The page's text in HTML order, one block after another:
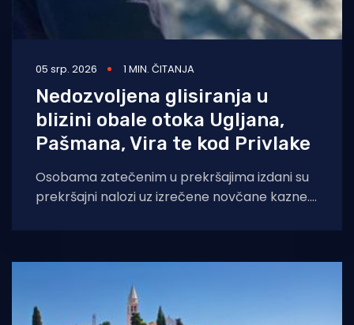
05 srp. 2026 1 MIN. ČITANJA
Nedozvoljena glisiranja u
blizini obale otoka Ugljana,
Pašmana, Vira te kod Privlake
Osobama zatečenim u prekršajima izdani su
prekršajni nalozi uz izrečene novčane kazne.
kod